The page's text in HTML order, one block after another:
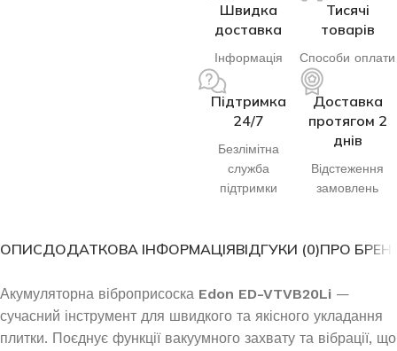
Швидка
доставка
Інформація
Тисячі
товарів
Способи оплати
Підтримка
24/7
Безлімітна
служба
підтримки
Доставка
протягом 2
днів
Відстеження
замовлень
ОПИСДОДАТКОВА ІНФОРМАЦІЯВІДГУКИ (0)ПРО
Акумуляторна віброприсоска Edon ED-VTVB20Li —
сучасний інструмент для швидкого та якісного укладання
плитки. Поєднує функції вакуумного захвату та вібрації, що